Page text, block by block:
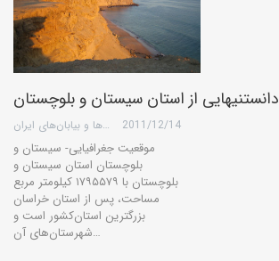
دانستنیهایی از استان سيستان و بلوچستان
گروه کویرها و بیابان‌های ایران 2011/12/14
موقعیت جغرافیایی- سیستان و
بلوچستان استان‌ سیستان‌ و
بلوچستان‌ با ۱۷۹۵۵۷۹ كیلومتر مربع‌
مساحت‌، پس‌ از استان‌ خراسان‌
بزرگترین‌ استان‌كشور است‌ و
شهرستان‌های‌ آن‌…